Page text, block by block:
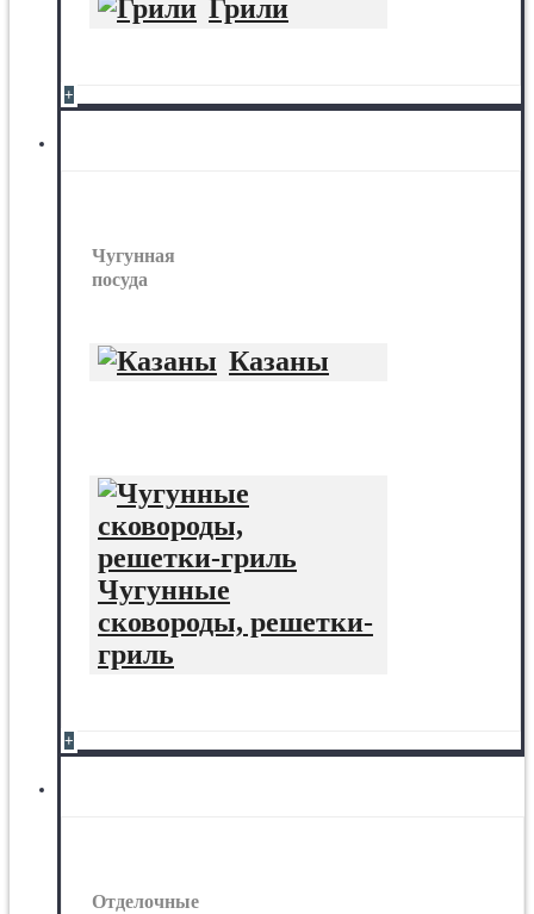
Грили
+
Чугунная
посуда
Казаны
Чугунные
сковороды, решетки-
гриль
+
Отделочные